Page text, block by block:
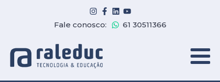
Fale conosco: 61 30511366